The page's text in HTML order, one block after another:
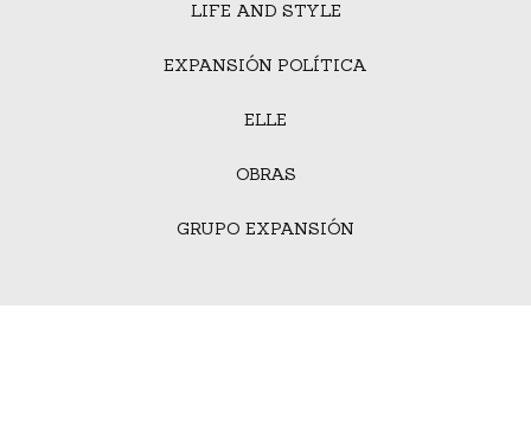
LIFE AND STYLE
EXPANSIÓN POLÍTICA
ELLE
OBRAS
GRUPO EXPANSIÓN